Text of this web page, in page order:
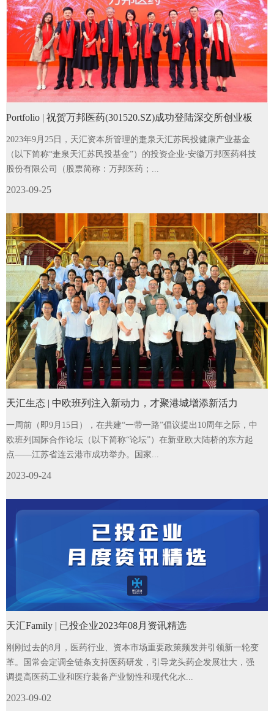
Portfolio | 祝贺万邦医药(301520.SZ)成功登陆深交所创业板
2023年9月25日，天汇资本所管理的疌泉天汇苏民投健康产业基金
（以下简称“疌泉天汇苏民投基金”）的投资企业-安徽万邦医药科技
股份有限公司（股票简称：万邦医药；...
2023-09-25
天汇生态 | 中欧班列注入新动力，才聚港城增添新活力
一周前（即9月15日），在共建“一带一路”倡议提出10周年之际，中
欧班列国际合作论坛（以下简称“论坛”）在新亚欧大陆桥的东方起
点——江苏省连云港市成功举办。国家...
2023-09-24
天汇Family | 已投企业2023年08月资讯精选
刚刚过去的8月，医药行业、资本市场重要政策频发并引领新一轮变
革。国常会定调全链条支持医药研发，引导龙头药企发展壮大，强
调提高医药工业和医疗装备产业韧性和现代化水...
2023-09-02